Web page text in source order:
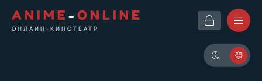
ANIME- ONLINE
ОНЛАЙН-КИНОТЕАТР